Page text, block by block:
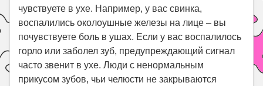
чувствуете в ухе. Например, у вас свинка,
воспалились околоушные железы на лице – вы
почувствуете боль в ушах. Если у вас воспалилось
горло или заболел зуб, предупреждающий сигнал
часто звенит в ухе. Люди с ненормальным
прикусом зубов, чьи челюсти не закрываются